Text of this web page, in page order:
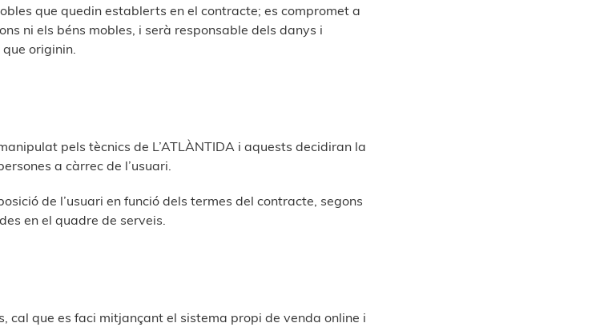
que quedin establerts en el contracte; es compromet a
ni els béns mobles, i serà responsable dels danys i
originin.
pels tècnics de L’ATLÀNTIDA i aquests decidiran la
a càrrec de l’usuari.
de l’usuari en funció dels termes del contracte, segons
en el quadre de serveis.
cal que es faci mitjançant el sistema propi de venda online i